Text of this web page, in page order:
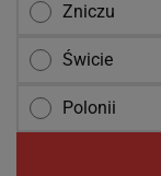
Zniczu
Świcie
Polonii